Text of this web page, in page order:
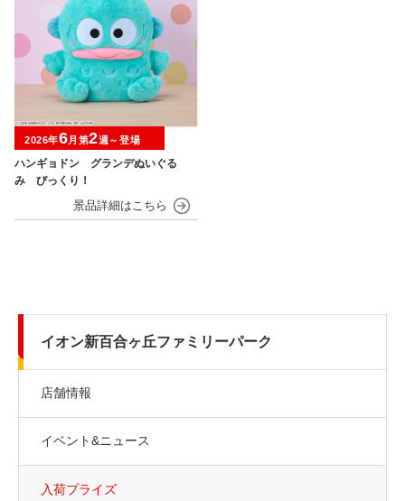
ハンギョドン グランデぬいぐる
み びっくり！
2026年6月第2週～登場
イオン新百合ヶ丘ファミリーパーク
店舗情報
イベント&ニュース
入荷プライズ